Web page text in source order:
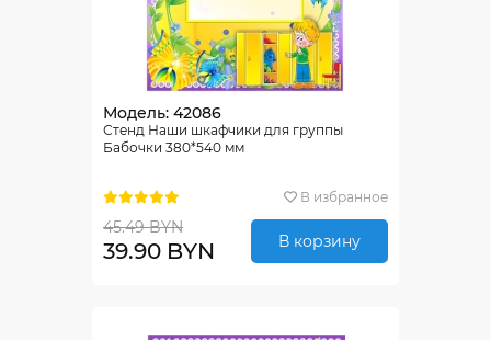
Модель: 42086
Стенд Наши шкафчики для группы
Бабочки 380*540 мм
В избранное
45.49 BYN
39.90 BYN В корзину